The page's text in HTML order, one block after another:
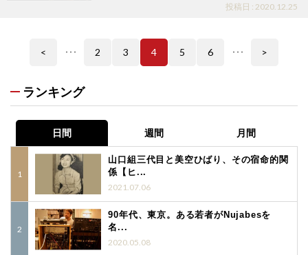
投稿日 : 2020.12.25
< ･･･ 2 3 4 5 6 ･･･ >
ランキング
日間 週間 月間
山口組三代目と美空ひばり、その宿命的関
係【ヒ...
2021.07.06
90年代、東京。ある若者がNujabesを
名...
2020.05.08